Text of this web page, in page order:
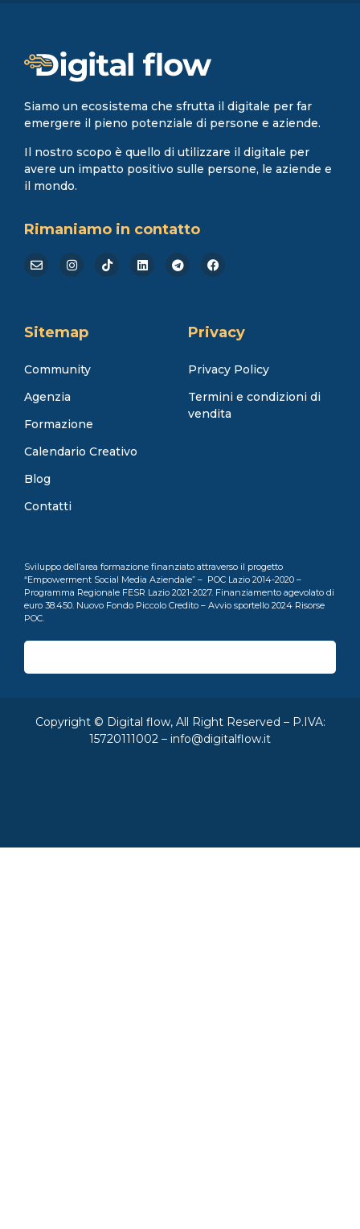
Siamo un ecosistema che sfrutta il digitale per far
emergere il pieno potenziale di persone e aziende.
Il nostro scopo è quello di utilizzare il digitale per
avere un impatto positivo sulle persone, le aziende e
il mondo.
Rimaniamo in contatto
Sitemap
Community
Agenzia
Formazione
Calendario Creativo
Blog
Contatti
Privacy
Privacy Policy
Termini e condizioni di
vendita
Sviluppo dell’area formazione finanziato attraverso il progetto
“Empowerment Social Media Aziendale” – POC Lazio 2014-2020 –
Programma Regionale FESR Lazio 2021-2027. Finanziamento agevolato di
euro 38.450. Nuovo Fondo Piccolo Credito – Avvio sportello 2024 Risorse
POC.
Copyright © Digital flow, All Right Reserved – P.IVA:
15720111002 – info@digitalflow.it